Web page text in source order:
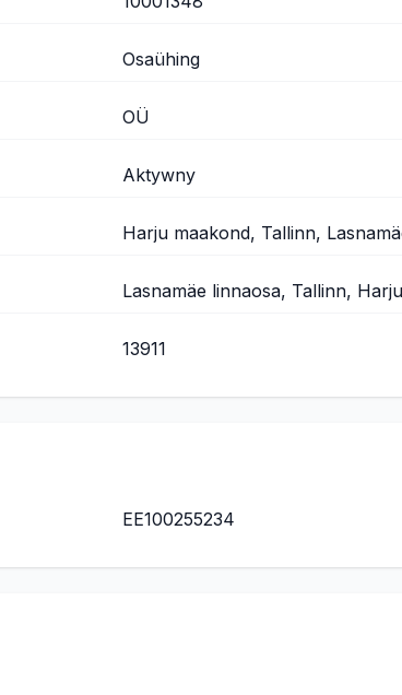
Osaühing
OÜ
Aktywny
Harju maakond, Tallinn,
Lasnamäe linnaosa, Tallinn,
13911
EE100255234